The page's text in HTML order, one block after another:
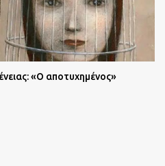
«Ο αποτυχημένος»